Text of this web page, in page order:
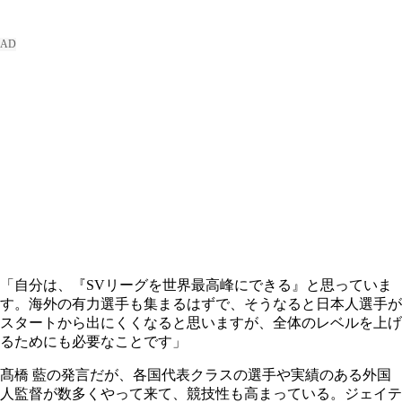
「自分は、『SVリーグを世界最高峰にできる』と思っていま
す。海外の有力選手も集まるはずで、そうなると日本人選手が
スタートから出にくくなると思いますが、全体のレベルを上げ
るためにも必要なことです」
髙橋 藍の発言だが、各国代表クラスの選手や実績のある外国
人監督が数多くやって来て、競技性も高まっている。ジェイテ